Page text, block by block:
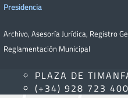
Presidencia
Archivo, Asesoría Jurídica, Registro
Reglamentación Municipal
PLAZA DE
(+34) 928 723 400